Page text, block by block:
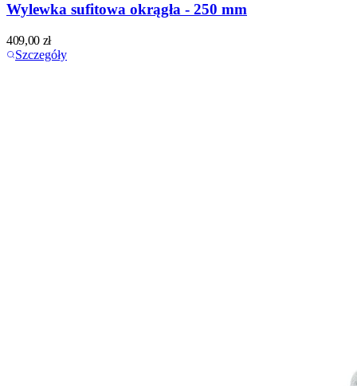
Wylewka sufitowa okrągła - 250 mm
409,00 zł
Szczegóły